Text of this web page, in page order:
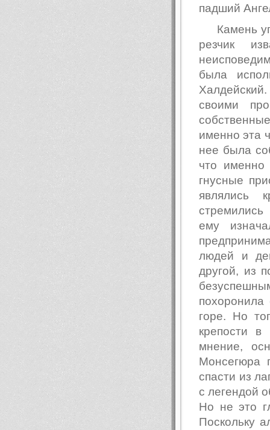
падший
Камень
резчик
была
своими
именно эта
нее была
что
гнусные
являлись
ему
людей и
другой, из
похоронила
горе. Но
крепости
мнение,
Монсегюра
спасти из
с легендой
Но не это
Поскольку